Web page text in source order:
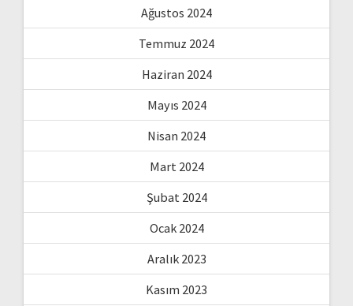
Ağustos 2024
Temmuz 2024
Haziran 2024
Mayıs 2024
Nisan 2024
Mart 2024
Şubat 2024
Ocak 2024
Aralık 2023
Kasım 2023